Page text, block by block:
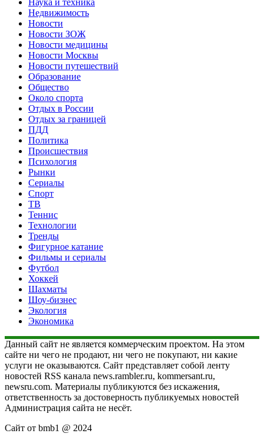
Недвижимость
Новости
Новости ЗОЖ
Новости медицины
Новости Москвы
Новости путешествий
Образование
Общество
Около спорта
Отдых в России
Отдых за границей
ПДД
Политика
Происшествия
Психология
Рынки
Сериалы
Спорт
ТВ
Теннис
Технологии
Тренды
Фигурное катание
Фильмы и сериалы
Футбол
Хоккей
Шахматы
Шоу-бизнес
Экология
Экономика
Данный сайт не является коммерческим проектом. На этом
сайте ни чего не продают, ни чего не покупают, ни какие
услуги не оказываются. Сайт представляет собой ленту
новостей RSS канала news.rambler.ru, kommersant.ru,
newsru.com. Материалы публикуются без искажения,
ответственность за достоверность публикуемых новостей
Администрация сайта не несёт.
Сайт от bmb1 @ 2024